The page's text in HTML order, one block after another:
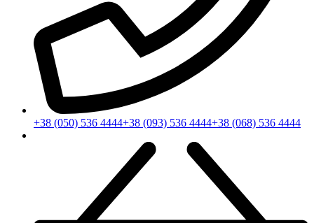
+38 (050) 536 4444+38 (093) 536 4444+38 (068) 536 4444